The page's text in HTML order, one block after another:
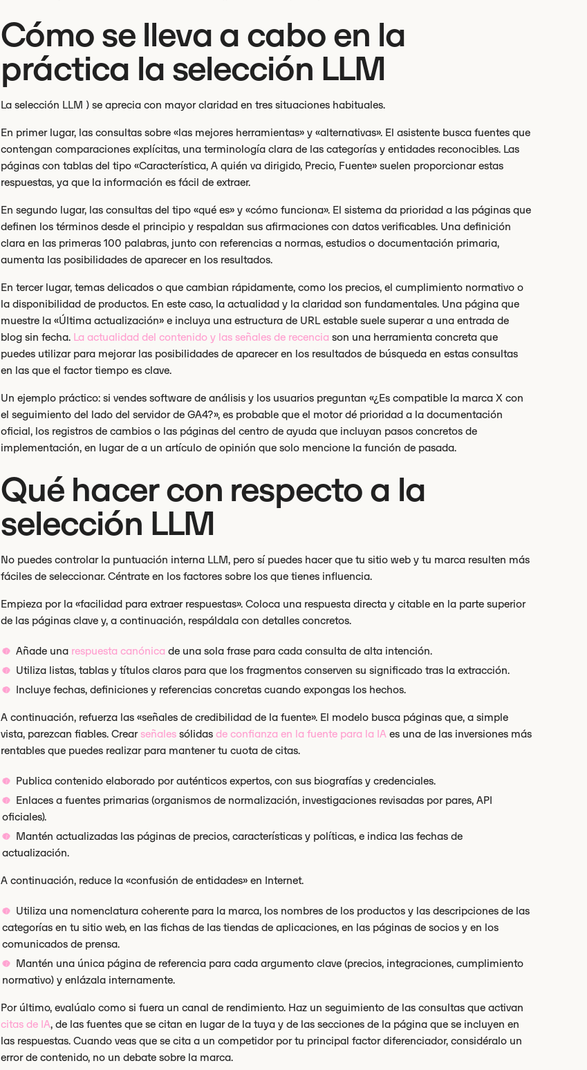
Cómo se lleva a cabo en la
práctica la selección LLM
La selección LLM ) se aprecia con mayor claridad en tres situaciones habituales.
En primer lugar, las consultas sobre «las mejores herramientas» y «alternativas». El asistente busca fuentes que
contengan comparaciones explícitas, una terminología clara de las categorías y entidades reconocibles. Las
páginas con tablas del tipo «Característica, A quién va dirigido, Precio, Fuente» suelen proporcionar estas
respuestas, ya que la información es fácil de extraer.
En segundo lugar, las consultas del tipo «qué es» y «cómo funciona». El sistema da prioridad a las páginas que
definen los términos desde el principio y respaldan sus afirmaciones con datos verificables. Una definición
clara en las primeras 100 palabras, junto con referencias a normas, estudios o documentación primaria,
aumenta las posibilidades de aparecer en los resultados.
En tercer lugar, temas delicados o que cambian rápidamente, como los precios, el cumplimiento normativo o
la disponibilidad de productos. En este caso, la actualidad y la claridad son fundamentales. Una página que
muestre la «Última actualización» e incluya una estructura de URL estable suele superar a una entrada de
blog sin fecha. La actualidad del contenido y las señales de recencia son una herramienta concreta que
puedes utilizar para mejorar las posibilidades de aparecer en los resultados de búsqueda en estas consultas
en las que el factor tiempo es clave.
Un ejemplo práctico: si vendes software de análisis y los usuarios preguntan «¿Es compatible la marca X con
el seguimiento del lado del servidor de GA4?», es probable que el motor dé prioridad a la documentación
oficial, los registros de cambios o las páginas del centro de ayuda que incluyan pasos concretos de
implementación, en lugar de a un artículo de opinión que solo mencione la función de pasada.
Qué hacer con respecto a la
selección LLM
No puedes controlar la puntuación interna LLM, pero sí puedes hacer que tu sitio web y tu marca resulten más
fáciles de seleccionar. Céntrate en los factores sobre los que tienes influencia.
Empieza por la «facilidad para extraer respuestas». Coloca una respuesta directa y citable en la parte superior
de las páginas clave y, a continuación, respáldala con detalles concretos.
Añade una respuesta canónica de una sola frase para cada consulta de alta intención.
Utiliza listas, tablas y títulos claros para que los fragmentos conserven su significado tras la extracción.
Incluye fechas, definiciones y referencias concretas cuando expongas los hechos.
A continuación, refuerza las «señales de credibilidad de la fuente». El modelo busca páginas que, a simple
vista, parezcan fiables. Crear señales sólidas de confianza en la fuente para la IA es una de las inversiones más
rentables que puedes realizar para mantener tu cuota de citas.
Publica contenido elaborado por auténticos expertos, con sus biografías y credenciales.
Enlaces a fuentes primarias (organismos de normalización, investigaciones revisadas por pares, API
oficiales).
Mantén actualizadas las páginas de precios, características y políticas, e indica las fechas de
actualización.
A continuación, reduce la «confusión de entidades» en Internet.
Utiliza una nomenclatura coherente para la marca, los nombres de los productos y las descripciones de las
categorías en tu sitio web, en las fichas de las tiendas de aplicaciones, en las páginas de socios y en los
comunicados de prensa.
Mantén una única página de referencia para cada argumento clave (precios, integraciones, cumplimiento
normativo) y enlázala internamente.
Por último, evalúalo como si fuera un canal de rendimiento. Haz un seguimiento de las consultas que activan
citas de IA, de las fuentes que se citan en lugar de la tuya y de las secciones de la página que se incluyen en
las respuestas. Cuando veas que se cita a un competidor por tu principal factor diferenciador, considéralo un
error de contenido, no un debate sobre la marca.